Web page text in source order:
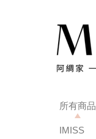
所有商品
IMISS